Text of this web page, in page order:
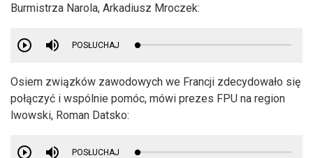
Burmistrza Narola, Arkadiusz Mroczek:
POSŁUCHAJ
Osiem związków zawodowych we Francji zdecydowało się
połączyć i wspólnie pomóc, mówi prezes FPU na region
lwowski, Roman Datsko:
POSŁUCHAJ